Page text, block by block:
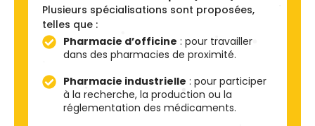
Plusieurs spécialisations sont proposées,
telles que :
Pharmacie d’officine : pour travailler
dans des pharmacies de proximité.
Pharmacie industrielle : pour participer
à la recherche, la production ou la
réglementation des médicaments.